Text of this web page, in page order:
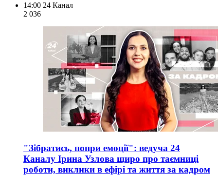
14:00 24 Канал
2 036
"Зібратись, попри емоції": ведуча 24
Каналу Ірина Узлова щиро про таємниці
роботи, виклики в ефірі та життя за кадром